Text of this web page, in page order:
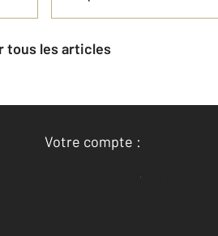
tous les articles
Votre compte :
Accéder à mon compte